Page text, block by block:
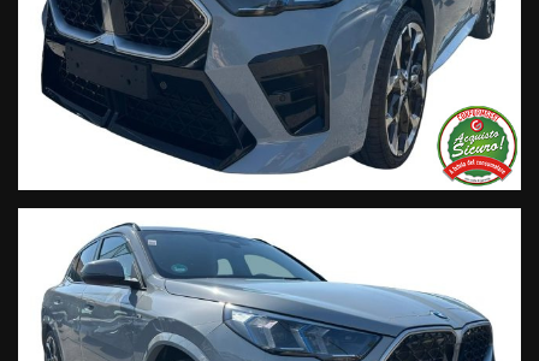
Segui Automobili Vendraminie leggi le recensioni che
descrivono l’esperienza dei nostri clienti:
• Sul nostro sito ufficiale www.automobilivendramini.it dove
potrai trovare l’intero parco auto aggiornato, maggiori foto e
info per ogni singola vettura, i nostri servizi e la nostra storia.
• Sulla nostra pagina Facebook
• Sulla nostra pagina Instagram
• Sul nostro profilo Google Business
Live Chat Whatsapp:
+ 39 347 2621925 Orari Dal lunedì al venerdi 08:3012:00 –
14:30/19:30 Sabato 8:30 12:30 14.30 18.30
Trasparenza: